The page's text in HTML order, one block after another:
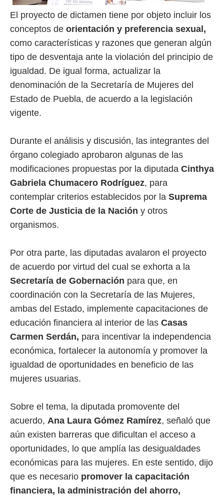
El proyecto de dictamen tiene por objeto incluir los
conceptos de orientación y preferencia sexual,
como características y razones que generan algún
tipo de desventaja ante la violación del principio de
igualdad. De igual forma, actualizar la
denominación de la Secretaría de Mujeres del
Estado de Puebla, de acuerdo a la legislación
vigente.
Durante el análisis y discusión, las integrantes del
órgano colegiado aprobaron algunas de las
modificaciones propuestas por la diputada Cinthya
Gabriela Chumacero Rodríguez, para
contemplar criterios establecidos por la Suprema
Corte de Justicia de la Nación y otros
organismos.
Por otra parte, las diputadas avalaron el proyecto
de acuerdo por virtud del cual se exhorta a la
Secretaría de Gobernación para que, en
coordinación con la Secretaría de las Mujeres,
ambas del Estado, implemente capacitaciones de
educación financiera al interior de las Casas
Carmen Serdán, para incentivar la independencia
económica, fortalecer la autonomía y promover la
igualdad de oportunidades en beneficio de las
mujeres usuarias.
Sobre el tema, la diputada promovente del
acuerdo, Ana Laura Gómez Ramírez, señaló que
aún existen barreras que dificultan el acceso a
oportunidades, lo que amplía las desigualdades
económicas para las mujeres. En este sentido, dijo
que es necesario promover la capacitación
financiera, la administración del ahorro,